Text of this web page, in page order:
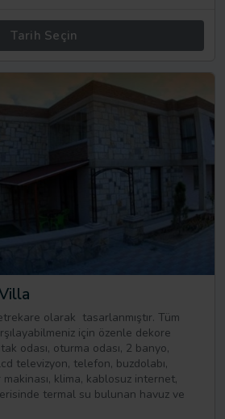
Tarih Seçin
olarak tasarlanmıştır. Tüm
için özenle dekore
odası, oturma odası, 2 banyo,
televizyon, telefon, buzdolabı,
klima, kablosuz internet,
termal su bulunan havuz ve